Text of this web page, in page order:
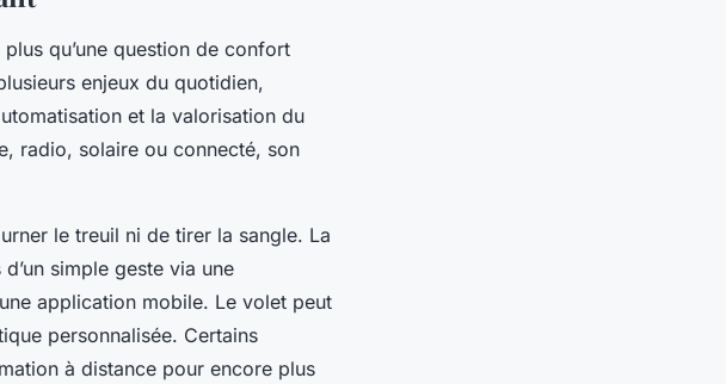
qu’une question de confort
enjeux du quotidien,
et la valorisation du
radio, solaire ou connecté, son
le treuil ni de tirer la sangle. La
simple geste via une
application mobile. Le volet peut
personnalisée. Certains
à distance pour encore plus